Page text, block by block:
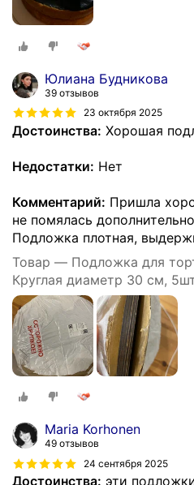
Юлиана Будникова
39 отзывов
23 октября 2025
Достоинства: Хорошая
Недостатки: Нет
Комментарий: Пришла
не помялась
Подложка плотная,
Товар — Подложка для
Круглая диаметр 30 см,
Maria Korhonen
49 отзывов
24 сентября 2025
Достоинства: эти